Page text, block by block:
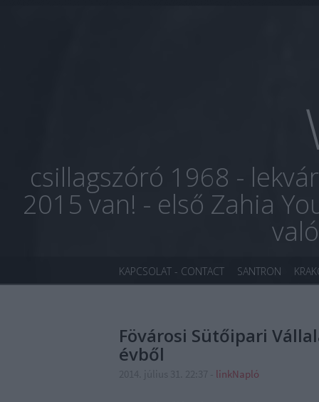
csillagszóró 1968 -
2015 van! - első Zahia
KAPCSOLAT - CONTACT SANTRON
Fövárosi Sütőipari
évből
linkNapló